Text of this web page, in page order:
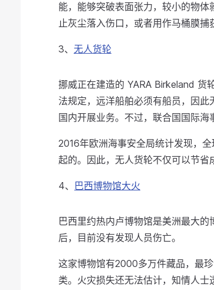
能，能够突破表面张力，较小的物
止灰尘落入伤口，或者用作马桶膜捕
3、 无人货轮
挪威正在建造的 YARA Birkeland 货
法规定，远洋船舶必须有船员，因
国内开展业务。不过，联合国国际海
2016年欧洲海事安全局统计发现，
起的。因此，无人货轮不仅可以节省
4、 巴西博物馆大火
巴西里约热内卢博物馆是美洲最大
后，目前没有发现人员伤亡。
这家博物馆有2000多万件藏品，最
类。火灾损失还无法估计，知情人